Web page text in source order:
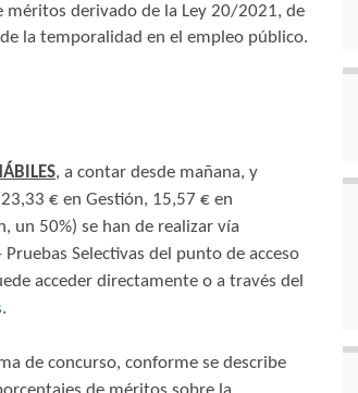
méritos derivado de la Ley 20/2021, de
la temporalidad en el empleo público.
, a contar desde mañana, y
€ en Gestión, 15,57 € en
un 50%) se han de realizar vía
Selectivas del punto de acceso
acceder directamente o a través del
.
de concurso, conforme se describe